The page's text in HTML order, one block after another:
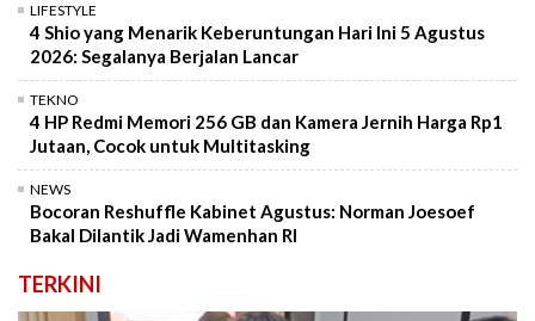
LIFESTYLE
4 Shio yang Menarik Keberuntungan Hari Ini 5 Agustus
2026: Segalanya Berjalan Lancar
TEKNO
4 HP Redmi Memori 256 GB dan Kamera Jernih Harga Rp1
Jutaan, Cocok untuk Multitasking
NEWS
Bocoran Reshuffle Kabinet Agustus: Norman Joesoef
Bakal Dilantik Jadi Wamenhan RI
TERKINI